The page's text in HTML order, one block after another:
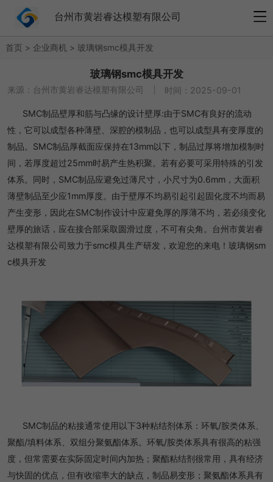
台州市黄岩睿达模塑有限公司
首页 > 企业商机 > 玻璃钢smc模具开发
玻璃钢smc模具开发
来源： 台州市黄岩睿达模塑有限公司 时间：2025-09-01
SMC制品壁厚和筋与凸缘的设计壁厚:由于SMC有良好的流动
性，它可以成型各种薄壁、深腔的模制品，也可以成型具有变厚度的
制品。SMC制品厚截面应保持在13mm以下，制品过厚将增加模制时
间，若厚度超过25mm时易产生热积聚。若有必要可采用特殊的引发
体系。同时，SMC制品应避免过薄尺寸，小尺寸为0.6mm，大面积
薄壁制品至少应1mm厚度。由于壁厚不均易引起引起固化度不均而易
产生变形，因此在SMC制作设计中应避免厚的厚薄不均，若必须变化
壁厚的旅话，应在接合部采取圆滑过度，不可有尖角。台州市黄岩睿
达模塑有限公司致力于smc模具生产研发，欢迎您的来电！玻璃钢sm
c模具开发
SMC制品的粘接通常使用以下3种粘结剂体系：环氧/胺类体系、
聚酯/填料体系、双组分聚氨酯体系。环氧/胺类体系具有很高的粘强
度，但常需要在实际固定时间内加热；聚酯粘结剂很常用，具有经济
与快固的优点，但有收缩率大的缺点，制品易变形；聚氨酯体系具有